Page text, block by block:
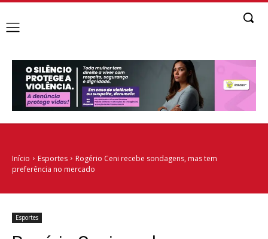
Início Esportes
Rogério Ceni recebe sondagens, mas tem
preferência no mercado
Esportes